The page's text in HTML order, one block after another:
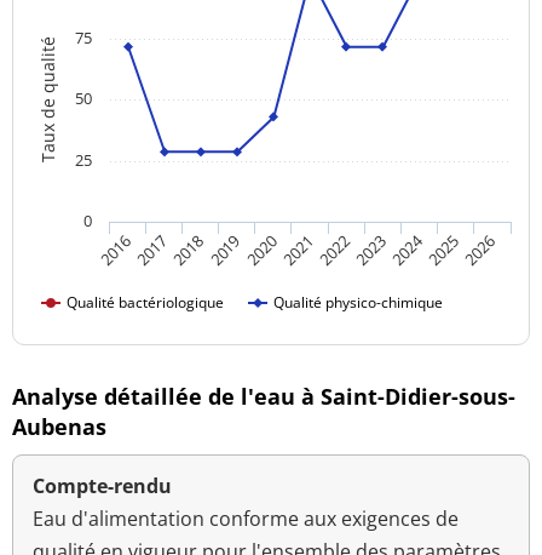
Taux de qualité
Qualité bactériologique Qualité physico-chimique
20162017 201820192020202120222023202420252026
0
25
50
75
Analyse détaillée de l'eau à Saint-Didier-sous-
Aubenas
Compte-rendu
Eau d'alimentation conforme aux exigences de